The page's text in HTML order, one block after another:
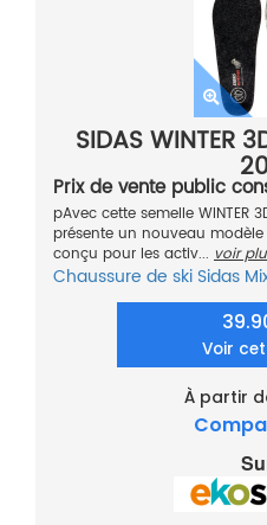
SIDAS WINTER
Prix de vente public
pAvec cette semelle WINTER
présente un nouveau
conçu pour les activ... voir
Chaussure de ski Sidas
Voir
À partir